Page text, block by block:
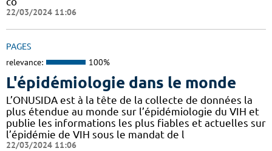
22/03/2024 11:06
PAGES
relevance: 100%
L'épidémiologie dans le monde
L’ONUSIDA est à la tête de la collecte de données la
plus étendue au monde sur l’épidémiologie du VIH et
publie les informations les plus fiables et actuelles sur
l’épidémie de VIH sous le mandat de l
22/03/2024 11:06